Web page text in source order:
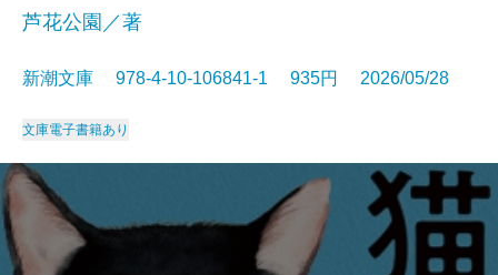
芦花公園／著
新潮文庫 978-4-10-106841-1 935円 2026/05/28
文庫電子書籍あり